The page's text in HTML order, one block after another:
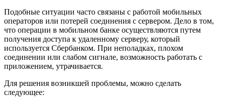
Подобные ситуации часто связаны с работой мобильных
операторов или потерей соединения с сервером. Дело в том,
что операции в мобильном банке осуществляются путем
получения доступа к удаленному серверу, который
используется Сбербанком. При неполадках, плохом
соединении или слабом сигнале, возможность работать с
приложением, утрачивается.
Для решения возникшей проблемы, можно сделать
следующее: